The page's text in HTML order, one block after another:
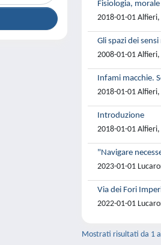
Fisiologia,
2018-01-01 Alfieri,
Gli spazi dei
2008-01-01 Alfieri,
Infami macchie.
2018-01-01 Alfieri,
Introduzione
2018-01-01 Alfieri,
"Navigare
2023-01-01
Via dei Fori
2022-01-01
Mostrati risultati da 1